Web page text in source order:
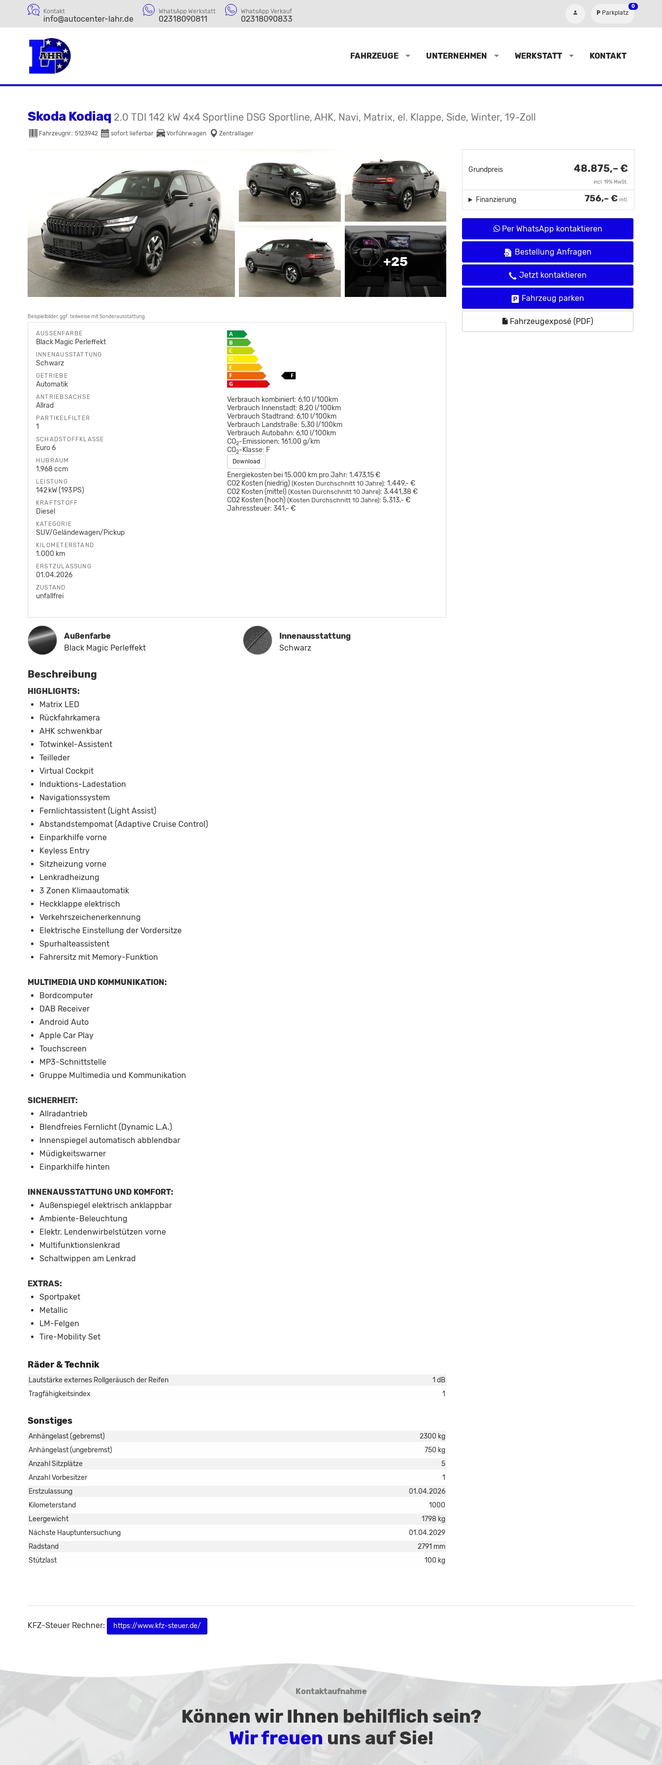
Kontakt
info@autocenter-lahr.de
WhatsApp Werkstatt
02318090811
WhatsApp Verkauf
02318090833
Parkplatz
0
FAHRZEUGE UNTERNEHMEN WERKSTATT KONTAKT
Skoda Kodiaq 2.0 TDI 142 kW 4x4 Sportline DSG Sportline, AHK, Navi, Matrix, el. Klappe, Side, Winter, 19-Zoll
Fahrzeugnr.: 5123942 sofort lieferbar Vorführwagen Zentrallager
Grundpreis 48.875,– €
incl. 19% MwSt.
756,– € mtl.
Finanzierung
Per WhatsApp kontaktieren
Bestellung Anfragen
Jetzt kontaktieren
Fahrzeug parken
Fahrzeugexposé (PDF)
+25
Beispielbilder, ggf. teilweise mit Sonderausstattung
AUSSENFARBE
Black Magic Perleffekt
INNENAUSSTATTUNG
Schwarz
GETRIEBE
Automatik
ANTRIEBSACHSE
Allrad
PARTIKELFILTER
1
SCHADSTOFFKLASSE
Euro 6
HUBRAUM
1.968 ccm
LEISTUNG
142 kW (193 PS)
KRAFTSTOFF
Diesel
KATEGORIE
SUV/Geländewagen/Pickup
KILOMETERSTAND
1.000 km
ERSTZULASSUNG
01.04.2026
ZUSTAND
unfallfrei
Verbrauch kombiniert: 6,10 l/100km
Verbrauch Innenstadt: 8,20 l/100km
Verbrauch Stadtrand: 6,10 l/100km
Verbrauch Landstraße: 5,30 l/100km
Verbrauch Autobahn: 6,10 l/100km
CO2-Emissionen: 161,00 g/km
CO2-Klasse: F
Download
Energiekosten bei 15.000 km pro Jahr: 1.473,15 €
CO2 Kosten (niedrig) (Kosten Durchschnitt 10 Jahre): 1.449,- €
CO2 Kosten (mittel) (Kosten Durchschnitt 10 Jahre): 3.441,38 €
CO2 Kosten (hoch) (Kosten Durchschnitt 10 Jahre): 5.313,- €
Jahressteuer: 341,- €
Außenfarbe
Black Magic Perleffekt
Innenausstattung
Innenausstattung
Schwarz
Beschreibung
HIGHLIGHTS:
Matrix LED
Rückfahrkamera
AHK schwenkbar
Totwinkel-Assistent
Teilleder
Virtual Cockpit
Induktions-Ladestation
Navigationssystem
Fernlichtassistent (Light Assist)
Abstandstempomat (Adaptive Cruise Control)
Einparkhilfe vorne
Keyless Entry
Sitzheizung vorne
Lenkradheizung
3 Zonen Klimaautomatik
Heckklappe elektrisch
Verkehrszeichenerkennung
Elektrische Einstellung der Vordersitze
Spurhalteassistent
Fahrersitz mit Memory-Funktion
MULTIMEDIA UND KOMMUNIKATION:
Bordcomputer
DAB Receiver
Android Auto
Apple Car Play
Touchscreen
MP3-Schnittstelle
Gruppe Multimedia und Kommunikation
SICHERHEIT:
Allradantrieb
Blendfreies Fernlicht (Dynamic L.A.)
Innenspiegel automatisch abblendbar
Müdigkeitswarner
Einparkhilfe hinten
INNENAUSSTATTUNG UND KOMFORT:
Außenspiegel elektrisch anklappbar
Ambiente-Beleuchtung
Elektr. Lendenwirbelstützen vorne
Multifunktionslenkrad
Schaltwippen am Lenkrad
EXTRAS:
Sportpaket
Metallic
LM-Felgen
Tire-Mobility Set
Räder & Technik
Lautstärke externes Rollgeräusch der Reifen
1 dB
Tragfähigkeitsindex
1
Sonstiges
Anhängelast (gebremst)
2300 kg
Anhängelast (ungebremst)
750 kg
Anzahl Sitzplätze
5
Anzahl Vorbesitzer
1
Erstzulassung
01.04.2026
Kilometerstand
1000
Leergewicht
1798 kg
Nächste Hauptuntersuchung
01.04.2029
Radstand
2791 mm
Stützlast
100 kg
KFZ-Steuer Rechner: https://www.kfz-steuer.de/
Kontaktaufnahme
Können wir Ihnen behilflich sein?
Wir freuen uns auf Sie!